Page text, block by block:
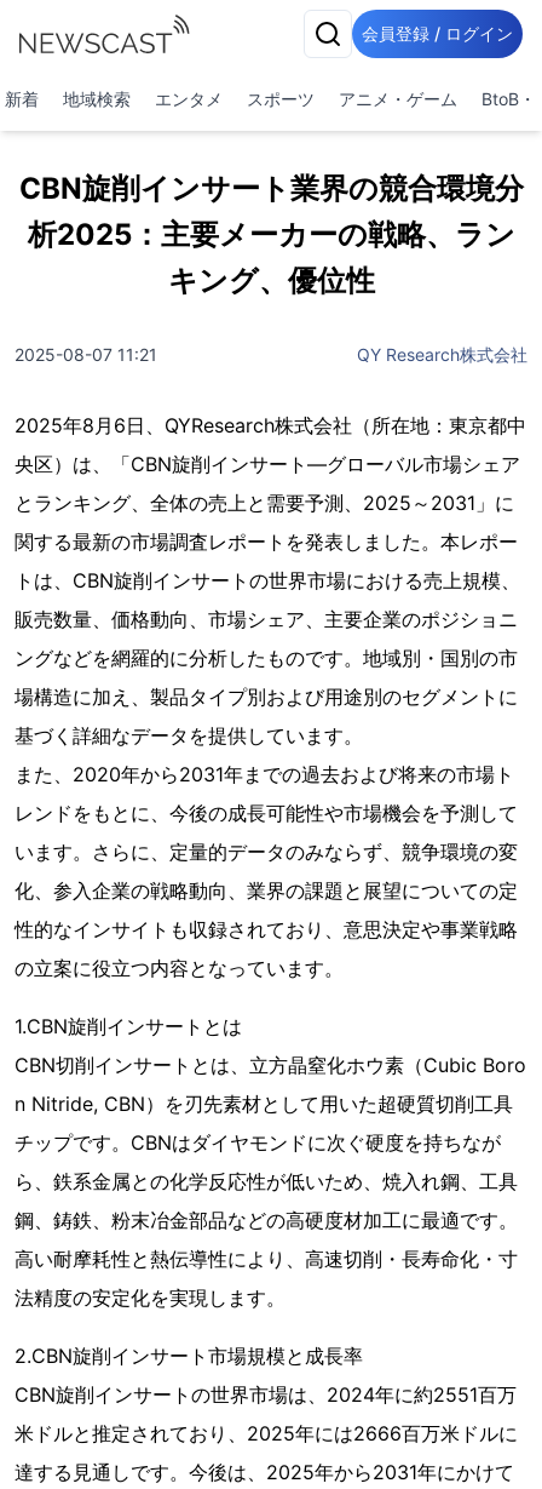
会員登録 / ログイン
新着 地域検索 エンタメ スポーツ アニメ・ゲーム BtoB・
CBN旋削インサート業界の競合環境分
析2025：主要メーカーの戦略、ラン
キング、優位性
2025-08-07 11:21 QY Research株式会社
2025年8月6日、QYResearch株式会社（所在地：東京都中
央区）は、「CBN旋削インサート―グローバル市場シェア
とランキング、全体の売上と需要予測、2025～2031」に
関する最新の市場調査レポートを発表しました。本レポー
トは、CBN旋削インサートの世界市場における売上規模、
販売数量、価格動向、市場シェア、主要企業のポジショニ
ングなどを網羅的に分析したものです。地域別・国別の市
場構造に加え、製品タイプ別および用途別のセグメントに
基づく詳細なデータを提供しています。
また、2020年から2031年までの過去および将来の市場ト
レンドをもとに、今後の成長可能性や市場機会を予測して
います。さらに、定量的データのみならず、競争環境の変
化、参入企業の戦略動向、業界の課題と展望についての定
性的なインサイトも収録されており、意思決定や事業戦略
の立案に役立つ内容となっています。
1.CBN旋削インサートとは
CBN切削インサートとは、立方晶窒化ホウ素（Cubic Boro
n Nitride, CBN）を刃先素材として用いた超硬質切削工具
チップです。CBNはダイヤモンドに次ぐ硬度を持ちなが
ら、鉄系金属との化学反応性が低いため、焼入れ鋼、工具
鋼、鋳鉄、粉末冶金部品などの高硬度材加工に最適です。
高い耐摩耗性と熱伝導性により、高速切削・長寿命化・寸
法精度の安定化を実現します。
2.CBN旋削インサート市場規模と成長率
CBN旋削インサートの世界市場は、2024年に約2551百万
米ドルと推定されており、2025年には2666百万米ドルに
達する見通しです。今後は、2025年から2031年にかけて